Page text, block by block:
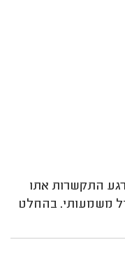
התקשרות אתו
משמעותי. בהחלט